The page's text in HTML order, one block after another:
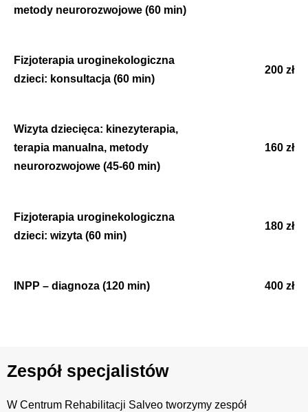
metody neurorozwojowe (60 min)
Fizjoterapia uroginekologiczna
dzieci: konsultacja (60 min)
200 zł
Wizyta dziecięca: kinezyterapia,
terapia manualna, metody
neurorozwojowe (45-60 min)
160 zł
Fizjoterapia uroginekologiczna
dzieci: wizyta (60 min)
180 zł
INPP – diagnoza (120 min) 400 zł
Zespół specjalistów
W Centrum Rehabilitacji Salveo tworzymy zespół